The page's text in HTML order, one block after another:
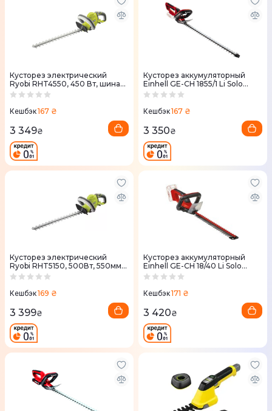
Кусторез электрический
Ryobi RHT4550, 450 Вт, шина
50 см, шаг среза 20 мм
Кешбэк167 ₴
3 349₴
Кусторез аккумуляторный
Einhell GE-CH 1855/1 Li Solo
550мм без АКБ и ЗУ (3410502)
Кешбэк167 ₴
3 350₴
Кусторез электрический
Ryobi RHT5150, 500Вт, 550мм
(5133002795)
Кешбэк169 ₴
3 399₴
Кусторез аккумуляторный
Einhell GE-CH 18/40 Li Solo
400мм без АКБ и ЗУ (3410940)
Кешбэк171 ₴
3 420₴